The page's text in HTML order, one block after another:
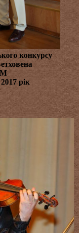
конкурсу
рік